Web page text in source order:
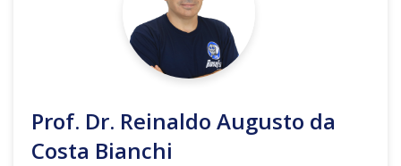
Prof. Dr. Reinaldo Augusto da
Costa Bianchi